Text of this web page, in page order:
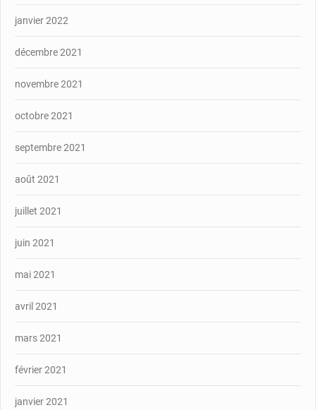
janvier 2022
décembre 2021
novembre 2021
octobre 2021
septembre 2021
août 2021
juillet 2021
juin 2021
mai 2021
avril 2021
mars 2021
février 2021
janvier 2021